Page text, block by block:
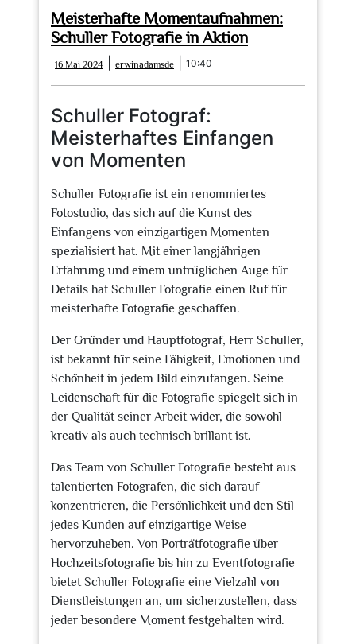
Meisterhafte Momentaufnahmen:
Schuller Fotografie in Aktion
16 Mai 2024
Mai
2024
erwinadamsde erwinadamsde
10:40
Schuller Fotograf:
Meisterhaftes Einfangen
von Momenten
Schuller Fotografie ist ein renommiertes
Fotostudio, das sich auf die Kunst des
Einfangens von einzigartigen Momenten
spezialisiert hat. Mit einer langjährigen
Erfahrung und einem untrüglichen Auge für
Details hat Schuller Fotografie einen Ruf für
meisterhafte Fotografie geschaffen.
Der Gründer und Hauptfotograf, Herr Schuller,
ist bekannt für seine Fähigkeit, Emotionen und
Schönheit in jedem Bild einzufangen. Seine
Leidenschaft für die Fotografie spiegelt sich in
der Qualität seiner Arbeit wider, die sowohl
kreativ als auch technisch brillant ist.
Das Team von Schuller Fotografie besteht aus
talentierten Fotografen, die sich darauf
konzentrieren, die Persönlichkeit und den Stil
jedes Kunden auf einzigartige Weise
hervorzuheben. Von Porträtfotografie über
Hochzeitsfotografie bis hin zu Eventfotografie
bietet Schuller Fotografie eine Vielzahl von
Dienstleistungen an, um sicherzustellen, dass
jeder besondere Moment festgehalten wird.